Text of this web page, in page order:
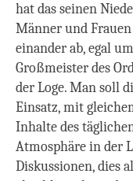
hat das seinen
Männer und
einander ab, egal
Großmeister des
der Loge. Man soll
Einsatz, mit
Inhalte des
Atmosphäre in der
Diskussionen, dies